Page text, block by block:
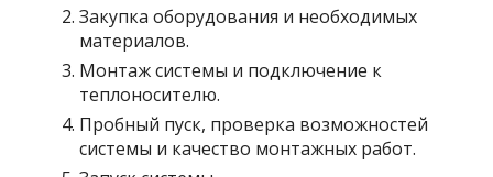
Закупка оборудования и необходимых
материалов.
Монтаж системы и подключение к
теплоносителю.
Пробный пуск, проверка возможностей
системы и качество монтажных работ.